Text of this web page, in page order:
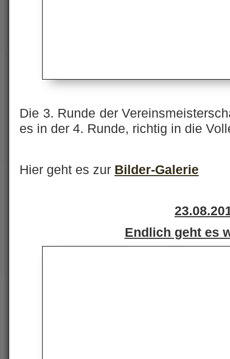
Die 3. Runde der
es in der 4. Runde, richtig in die
Hier geht es zur Bilder-Galerie
Endlich geht es